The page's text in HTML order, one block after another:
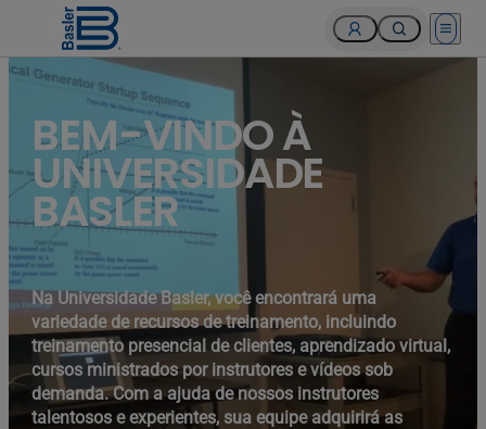
Open
BEM-VINDO À
UNIVERSIDADE
BASLER
Na Universidade Basler, você encontrará uma
variedade de recursos de treinamento, incluindo
treinamento presencial de clientes, aprendizado virtual,
cursos ministrados por instrutores e vídeos sob
demanda. Com a ajuda de nossos instrutores
talentosos e experientes, sua equipe adquirirá as